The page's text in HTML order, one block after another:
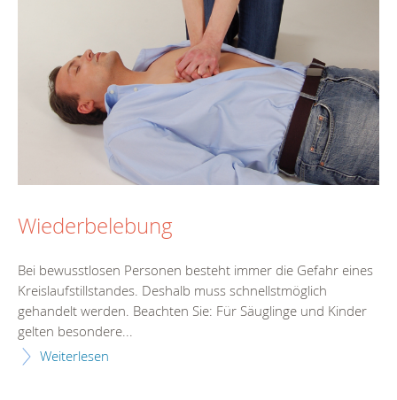
Wiederbelebung
Bei bewusstlosen Personen besteht immer die Gefahr eines
Kreislaufstillstandes. Deshalb muss schnellstmöglich
gehandelt werden. Beachten Sie: Für Säuglinge und Kinder
gelten besondere...
Weiterlesen